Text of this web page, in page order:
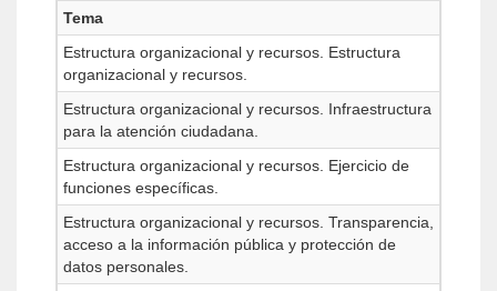
Tema
Estructura organizacional y recursos. Estructura
organizacional y recursos.
Estructura organizacional y recursos. Infraestructura
para la atención ciudadana.
Estructura organizacional y recursos. Ejercicio de
funciones específicas.
Estructura organizacional y recursos. Transparencia,
acceso a la información pública y protección de
datos personales.